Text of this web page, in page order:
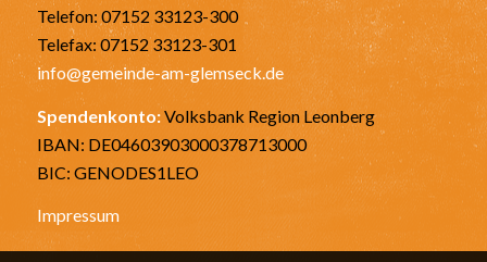
Telefon: 07152 33123-300
Telefax: 07152 33123-301
info@gemeinde-am-glemseck.de
Spendenkonto:Volksbank Region Leonberg
IBAN: DE04603903000378713000
BIC: GENODES1LEO
Impressum